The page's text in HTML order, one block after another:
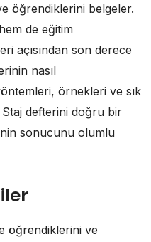
öğrendiklerini belgeler.
de eğitim
açısından son derece
nasıl
örnekleri ve sık
defterini doğru bir
sonucunu olumlu
öğrendiklerini ve